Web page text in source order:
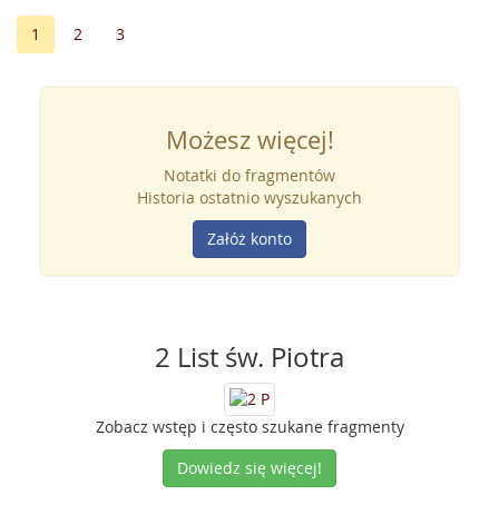
1 2 3
Możesz więcej!
Notatki do fragmentów
Historia ostatnio wyszukanych
Załóż konto
2 List św. Piotra
Zobacz wstęp i często szukane fragmenty
Dowiedz się więcej!